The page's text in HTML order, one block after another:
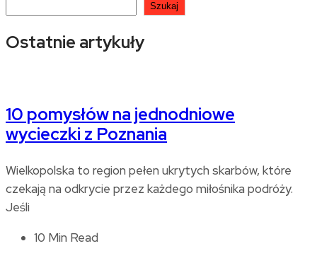
Szukaj
Ostatnie artykuły
10 pomysłów na jednodniowe
wycieczki z Poznania
Wielkopolska to region pełen ukrytych skarbów, które
czekają na odkrycie przez każdego miłośnika podróży.
Jeśli
10 Min Read